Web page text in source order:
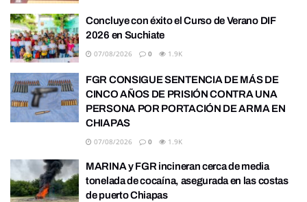
Concluye con éxito el Curso de Verano DIF
2026 en Suchiate
07/08/2026 0 1.9K
FGR CONSIGUE SENTENCIA DE MÁS DE
CINCO AÑOS DE PRISIÓN CONTRA UNA
PERSONA POR PORTACIÓN DE ARMA EN
CHIAPAS
07/08/2026 0 1.9K
MARINA y FGR incineran cerca de media
tonelada de cocaína, asegurada en las costas
de puerto Chiapas